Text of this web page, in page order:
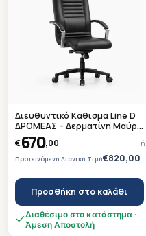
Διευθυντικό Κάθισμα Line D
ΔΡΟΜΕΑΣ – Δερματίνη Μαύρη
– Ετοιμοπαράδοτο
€670,00
Προτεινόμενη Λιανική Τιμή€820,00
ή
Προσθήκη στο καλάθι
Διαθέσιμο στο κατάστημα ·
Άμεση Αποστολή